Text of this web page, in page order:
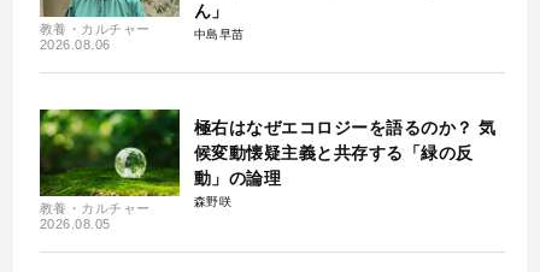
教養・カルチャー
2026.08.06
ん」
中島早苗
教養・カルチャー
2026.08.05
極右はなぜエコロジーを語るのか？ 気
候変動懐疑主義と共存する「緑の反
動」の論理
森野咲